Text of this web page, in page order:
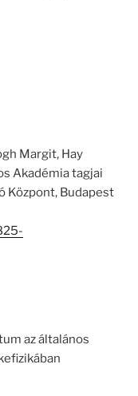
Margit, Hay
Akadémia tagjai
Központ, Budapest
az általános